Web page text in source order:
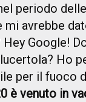
periodo
avrebbe
Google!
Ho
per il fuoco
è venuto in